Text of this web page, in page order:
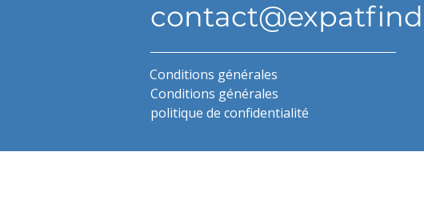
Conditions générales
Conditions générales
politique de confidentialité